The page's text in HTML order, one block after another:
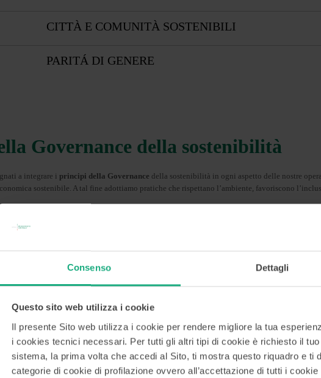
Consenso Dettagli
Questo sito web utilizza i cookie
Il presente Sito web utilizza i cookie per rendere migliore la tua
i cookies tecnici necessari. Per tutti gli altri tipi di cookie è richiesto il
sistema, la prima volta che accedi al Sito, ti mostra questo riquadro e ti
categorie di cookie di profilazione ovvero all’accettazione di tutti i
CITTÀ E COMUNITÀ SOSTENIBILI
PARITÁ DI GENERE
Governance della sostenibilità
a integrare i principi della Governance della sostenibilità in ogni aspetto delle nostre
sostenibile. A tal fine adottiamo pratiche che rispettano l’ambiente, favoriscono
i nostri stakeholder nel processo decisionale e a monitorare costantemente le
responsabilità in materia di
CDA DELLA CAPOGRUPPO